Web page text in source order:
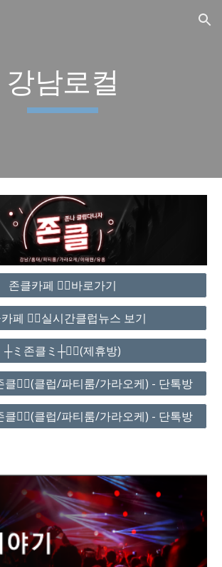
Skip to navigation
강남로컬
존클카페 ❤️‍🔥바로가기
페 ❤️‍🔥실시간클럽뉴스 보기
┼ミ존클ミ┼❤️‍🔥(제휴방)
❤️‍🔥(클럽/파티룸/가라오케) - 단톡방
❤️‍🔥(클럽/파티룸/가라오케) - 단톡방